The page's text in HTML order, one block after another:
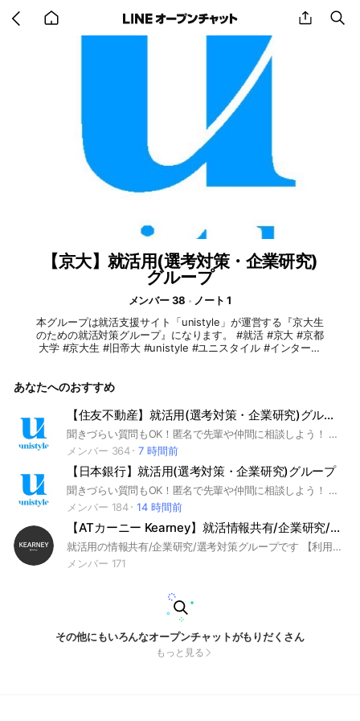
back share
【京大】就活用(選考対策・企業研究)
グループ
メンバー 38
ノート 1
本グループは就活支援サイト「unistyle」が運営する『京大生
のための就活対策グループ』になります。 #就活 #京大 #京都
大学 #京大生 #旧帝大 #unistyle #ユニスタイル #インターン
頑張ったこと #志望動機 #webテスト #ウェブテスト #GD #グ
活対策 #就活準備 #大手企業 #日系企業 #外資系企業
あなたへのおすすめ
【住友不動産】就活用(選考対策・企業研究)グループ
聞きづらい質問もOK！匿名で先輩や仲間に相談しよう！ 就活サイトunistyleが運営する住友不動産の就活情報(選考対策/企業研究)共有グループです。 #就活 #住友不動産 #不動産業界 #インターンシップ #本選考 #unistyle #ユニスタイル #面接 #採用 #内定 #ES #エントリーシート #自己分析 #業界研究 #企業研究 #自己PR #ガクチカ #学生時代頑張ったこと #志何望動機 #webテスト #ウェブテスト #GD #グループディスカッション #グルディス #OB訪問 #企業選び #就活対策 #就活準備 #大手企業 #日系企業 ▼unistyleが運営する不動産のオプチャグループ▼ 三井不動産 / 阪急阪神ホールディングス / 三菱地所 / 住友不動産 / 東急不動産 / 野村不動産 / 森ビル / 東京建物 / NTT都市開発 / 日鉄興和不動産 / ヒューリック / 地主（日本商業開発） / 森トラスト / 大東建託 / 一条工務店 / UR都市機構 / 長谷工コーポレーション / リゾートトラスト / 旭化成ホームズ / 三井不動産レジデンシャル / 三菱地所レジデンス / 中央日本土地建物 / オープンハウス / 三井不動産商業マネジメント / 三井不動産リアルティ / 伊藤忠都市開発 / 近鉄グループホールディングス / 三井不動産ビルマネジメント / オリックス不動産 / 東建コーポレーション / ミサワホーム / 三井住友トラスト不動産 / 東急リバブル / 鹿島建設 / 大林組 / 大成建設 / 清水建設 / 竹中工務店 / 奥村組 / 住友電設 / 新菱冷熱工業
メンバー 364
7 時間前
【日本銀行】就活用(選考対策・企業研究)グループ
聞きづらい質問もOK！匿名で先輩や仲間に相談しよう！ 就活サイトunistyleが運営する日本銀行の就活情報(選考対策/企業研究)共有グループです。 #就活 #日本銀行 #政府系業界 #インターンシップ #本選考 #unistyle #ユニスタイル #面接 #採用 #内定 #ES #エントリーシート #自己分析 #業界研究 #企業研究 #自己PR #ガクチカ #学生時代頑張ったこと #志何望動機 #webテスト #ウェブテスト #GD #グループディスカッション #グルディス #OB訪問 #企業選び #就活対策 #就活準備 #大手企業 #日系企業 ▼unistyleが運営する政府系のオプチャグループ▼ 国際協力銀行（JBIC) / 日本政策投資銀行（DBJ) / 農林中央金庫 / 商工中金 / 日本政策金融公庫 / 日本銀行 / JA共済連 / 日本貿易保険（NEXI） / 日本取引所グループ(JPX) / 日本貿易振興機構(JETRО) / 日本郵政グループ / 東京都庁 / 日本年金機構 / 中央労働金庫 / 東京商工会議所 ▼日本銀行の企業研究はこちらから▼ https://x.gd/MJcwI
メンバー 184
14 時間前
【ATカーニー Kearney】就活情報共有/企業研究/選考対策グループ
就活用の情報共有/企業研究/選考対策グループです 【利用ルール】敬語で会話すること｜建設的な議論を行うこと｜就活から逸脱した会話は禁止｜意見を求める際には自分の考えも提示し丸投げしないこと｜前提条件、目的を揃え相手を尊重したうえで主張すること｜無許可の広告宣伝は禁止 ＜企業別グループ一覧＞ コンサル マッキンゼー/BCG/ベイン/ATカーニー/PwC/デロイト/KPMG/EY/アクセンチュア/NRI野村総合研究所/アビーム/ベイカレント 外資金融 ゴールドマン・サックス/モルガン・スタンレー/JPモルガン 外資IT Google/Amazon/マイクロソフト/アップル IT/通信 NTTデータ/NSSOL/電通総研/CTC/IBM/NTTドコモ/KDDI/ソフトバンク/楽天/リクルート/LINEヤフー/メルカリ/サイバーエージェント/富士通/DeNA/SCSK/TIS 商社 三菱商事/伊藤忠商事/三井物産/住友商事/丸紅 金融 三菱UFJ銀行/三井住友銀行/みずほ銀行/りそな銀行/日本銀行/DBJ/東京海上日動/三井住友海上/損保ジャパン/日本生命/第一生命/明治安田生命/JCB/三井住友カード/オリックス/農林中央金庫 証券 野村證券/大和証券/SMBC日興証券 広告/メディア 電通/博報堂/NHK/日本テレビ/TBS 不動産 三井不動産/三菱地所/住友不動産/森ビル/野村不動産/東急不動産 建設 大成建設/鹿島建設/清水建設 食品/日用品 サントリー/キリン/アサヒ/味の素/明治/日清食品/JT/資生堂/花王/P&G/ユニ・チャーム 小売 イオン/ファーストリテイリング/良品計画 電機/機械/自動車 ソニー/トヨタ/ホンダ/日産/キーエンス/日立/パナソニック/三菱重工/三菱電機/東京エレクトロン/デンソー/村田製作所/ダイキン/NEC/キヤノン/コマツ/オムロン 素材/化学 旭化成/富士フイルム/AGC/信越化学/東レ 製薬 武田薬品/中外製薬/第一三共/アステラス製薬/エーザイ インフラ/運輸 JR東海/JR東日本/JR西日本/ANA/JAL/東京ガス/大阪ガス/東京電力/関西電力 オリエンタルランド/任天堂/ニトリ/バンダイナムコ 27卒28卒29卒30卒 ES/GD/面接/内定/ガクチカSPI/玉手箱/TGWEB/テストセンター/GAB/CAB
メンバー 171
その他にもいろんなオープンチャットがもりだくさん
もっと見る